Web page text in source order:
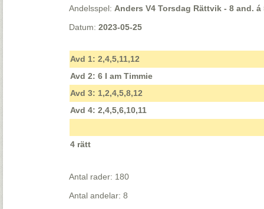
Andelsspel: Anders V4 Torsdag Rättvik - 8 and. á
Datum:2023-05-25
Avd 1: 2,4,5,11,12
Avd 2: 6 I am Timmie
Avd 3: 1,2,4,5,8,12
Avd 4: 2,4,5,6,10,11
4 rätt
Antal rader: 180
Antal andelar: 8